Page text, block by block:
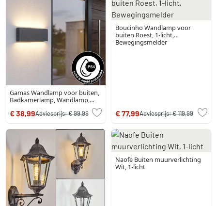
Gamas Wandlamp voor buiten,
Badkamerlamp, Wandlamp,
€ 38,99Adviesprijs:€ 99,99
Boucinho Wandlamp voor
buiten Roest, 1-licht,
Bewegingsmelder
€ 77,99Adviesprijs:€ 119,99
Naofe Buiten muurverlichting
Wit, 1-licht